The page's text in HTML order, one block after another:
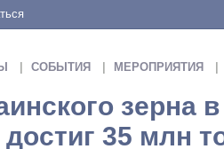
СОБЫТИЯ МЕРОПРИЯТИЯ
зерна
достиг 35 млн